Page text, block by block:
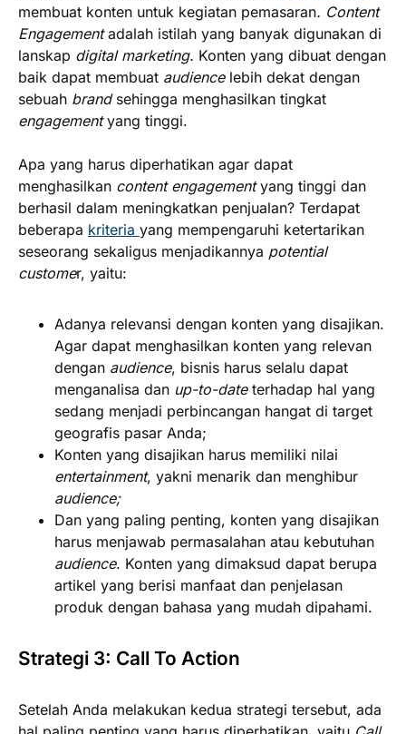
membuat konten untuk kegiatan pemasaran. Content
Engagementadalah istilah yang banyak digunakan di
lanskap digital marketing. Konten yang dibuat dengan
baik dapat membuat audience lebih dekat dengan
sebuah brand sehingga menghasilkan tingkat
engagementyang tinggi.
Apa yang harus diperhatikan agar dapat
menghasilkan content engagementyang tinggi dan
berhasil dalam meningkatkan penjualan? Terdapat
beberapa kriteria yang mempengaruhi ketertarikan
seseorang sekaligus menjadikannya potential
customer, yaitu:
Adanya relevansi dengan konten yang disajikan.
Agar dapat menghasilkan konten yang relevan
dengan audience, bisnis harus selalu dapat
menganalisa dan up-to-dateterhadap hal yang
sedang menjadi perbincangan hangat di target
geografis pasar Anda;
Konten yang disajikan harus memiliki nilai
entertainment, yakni menarik dan menghibur
audience;
Dan yang paling penting, konten yang disajikan
harus menjawab permasalahan atau kebutuhan
audience. Konten yang dimaksud dapat berupa
artikel yang berisi manfaat dan penjelasan
produk dengan bahasa yang mudah dipahami.
Strategi 3: Call To Action
Setelah Anda melakukan kedua strategi tersebut, ada